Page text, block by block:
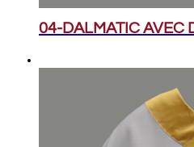
04-DALMATIC AVEC